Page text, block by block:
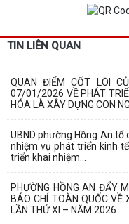
TIN LIÊN QUAN
QUAN ĐIỂM CỐT LÕI
07/01/2026 VỀ PHÁT
HÓA LÀ XÂY DỰNG CON
UBND phường Hồng An tổ
nhiệm vụ phát triển kinh
triển khai nhiệm...
PHƯỜNG HỒNG AN ĐẨY
BÁO CHÍ TOÀN QUỐC VỀ
LẦN THỨ XI – NĂM 2026.